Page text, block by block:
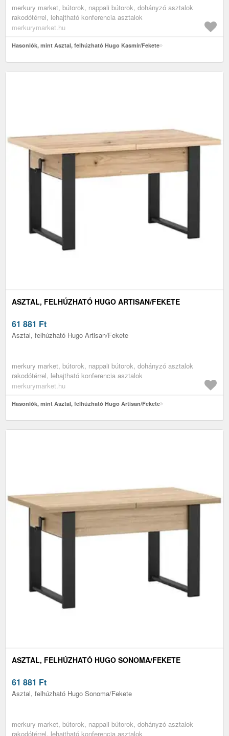
merkury market, bútorok, nappali bútorok, dohányzó asztalok
rakodótérrel, lehajtható konferencia asztalok
merkurymarket.hu
Hasonlók, mint Asztal, felhúzható Hugo Kasmír/Fekete
ASZTAL, FELHÚZHATÓ HUGO ARTISAN/FEKETE
61 881 Ft
Asztal, felhúzható Hugo Artisan/Fekete
merkury market, bútorok, nappali bútorok, dohányzó asztalok
rakodótérrel, lehajtható konferencia asztalok
merkurymarket.hu
Hasonlók, mint Asztal, felhúzható Hugo Artisan/Fekete
ASZTAL, FELHÚZHATÓ HUGO SONOMA/FEKETE
61 881 Ft
Asztal, felhúzható Hugo Sonoma/Fekete
merkury market, bútorok, nappali bútorok, dohányzó asztalok
rakodótérrel, lehajtható konferencia asztalok